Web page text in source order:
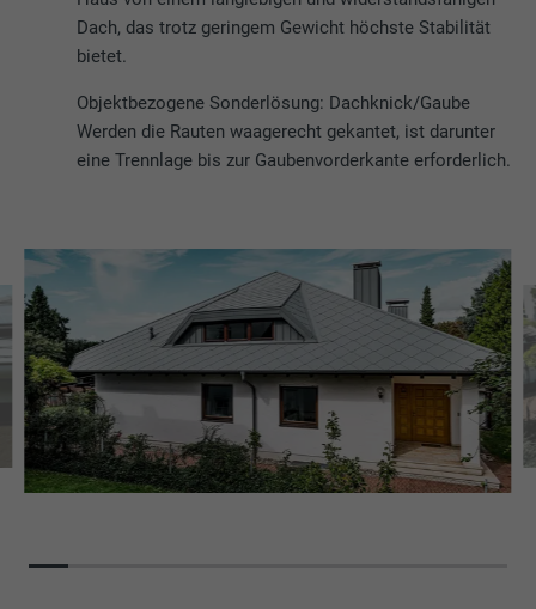
Dach, das trotz geringem Gewicht höchste Stabilität
bietet.
Objektbezogene Sonderlösung: Dachknick/Gaube
Werden die Rauten waagerecht gekantet, ist darunter
eine Trennlage bis zur Gaubenvorderkante erforderlich.